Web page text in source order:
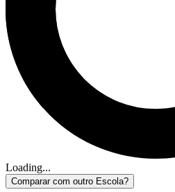
Loading...
Comparar com outro Escola?